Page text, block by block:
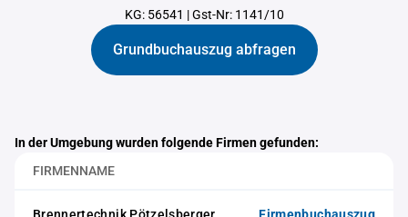
KG: 56541 |Gst-Nr: 1141/10
Grundbuchauszug abfragen
In der Umgebung wurden folgende Firmen gefunden:
FIRMENNAME